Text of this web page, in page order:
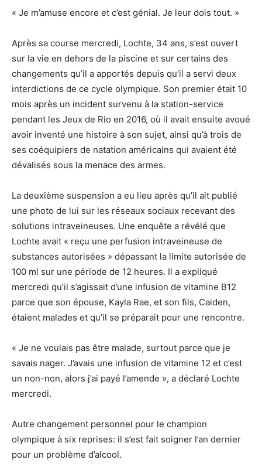
« Je m’amuse encore et c’est génial. Je leur dois tout. »
Après sa course mercredi, Lochte, 34 ans, s’est ouvert
sur la vie en dehors de la piscine et sur certains des
changements qu’il a apportés depuis qu’il a servi deux
interdictions de ce cycle olympique. Son premier était 10
mois après un incident survenu à la station-service
pendant les Jeux de Rio en 2016, où il avait ensuite avoué
avoir inventé une histoire à son sujet, ainsi qu’à trois de
ses coéquipiers de natation américains qui avaient été
dévalisés sous la menace des armes.
La deuxième suspension a eu lieu après qu’il ait publié
une photo de lui sur les réseaux sociaux recevant des
solutions intraveineuses. Une enquête a révélé que
Lochte avait « reçu une perfusion intraveineuse de
substances autorisées » dépassant la limite autorisée de
100 ml sur une période de 12 heures. Il a expliqué
mercredi qu’il s’agissait d’une infusion de vitamine B12
parce que son épouse, Kayla Rae, et son fils, Caiden,
étaient malades et qu’il se préparait pour une rencontre.
« Je ne voulais pas être malade, surtout parce que je
savais nager. J’avais une infusion de vitamine 12 et c’est
un non-non, alors j’ai payé l’amende », a déclaré Lochte
mercredi.
Autre changement personnel pour le champion
olympique à six reprises: il s’est fait soigner l’an dernier
pour un problème d’alcool.